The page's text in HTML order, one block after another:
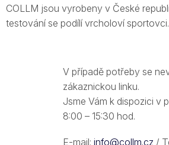
COLLM jsou vyrobeny v České
testování se podílí vrcholoví sportovci.
V případě potřeby se
zákaznickou linku.
Jsme Vám k dispozici v
8:00 – 15:30 hod.
E-mail: info@collm.cz /